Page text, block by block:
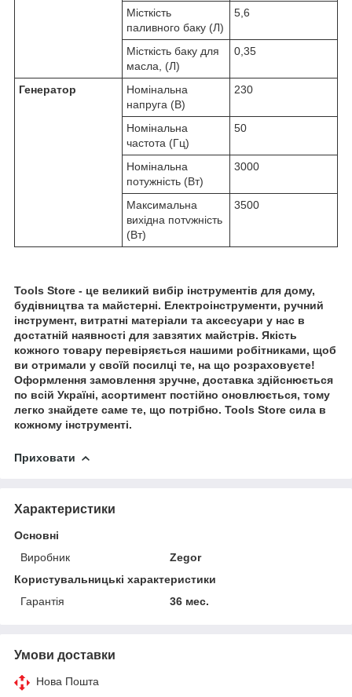
Місткість
паливного баку (Л)
5,6
Місткість баку для
масла, (Л)
0,35
Генератор
Номінальна
напруга (В)
230
Номінальна
частота (Гц)
50
Номінальна
потужність (Вт)
3000
Максимальна
вихiдна потvжнiсть
(Вт)
3500
Tools Store - це великий вибір інструментів для дому,
будівництва та майстерні. Електроінструменти, ручний
інструмент, витратні матеріали та аксесуари у нас в
достатній наявності для завзятих майстрів. Якість
кожного товару перевіряється нашими робітниками, щоб
ви отримали у своїй посилці те, на що розраховуєте!
Оформлення замовлення зручне, доставка здійснюється
по всій Україні, асортимент постійно оновлюється, тому
легко знайдете саме те, що потрібно. Tools Store сила в
кожному інструменті.
Приховати
Характеристики
Основні
Виробник
Zegor
Користувальницькі характеристики
Гарантія
36 мес.
Умови доставки
Нова Пошта